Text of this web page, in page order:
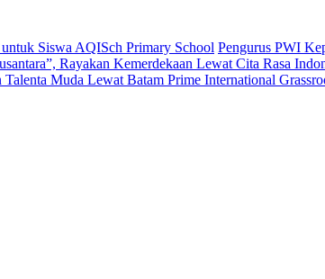
Siswa AQISch Primary School Pengurus PWI
Rayakan Kemerdekaan Lewat Cita Rasa
Talenta Muda Lewat Batam Prime International